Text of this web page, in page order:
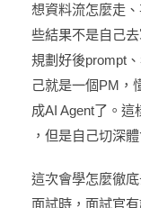
想資料流怎麼走
些結果不是自己
規劃好後prompt
己就是一個PM，
成AI Agent了。
，但是自己切深
這次會學怎麼徹
面試時，面試官